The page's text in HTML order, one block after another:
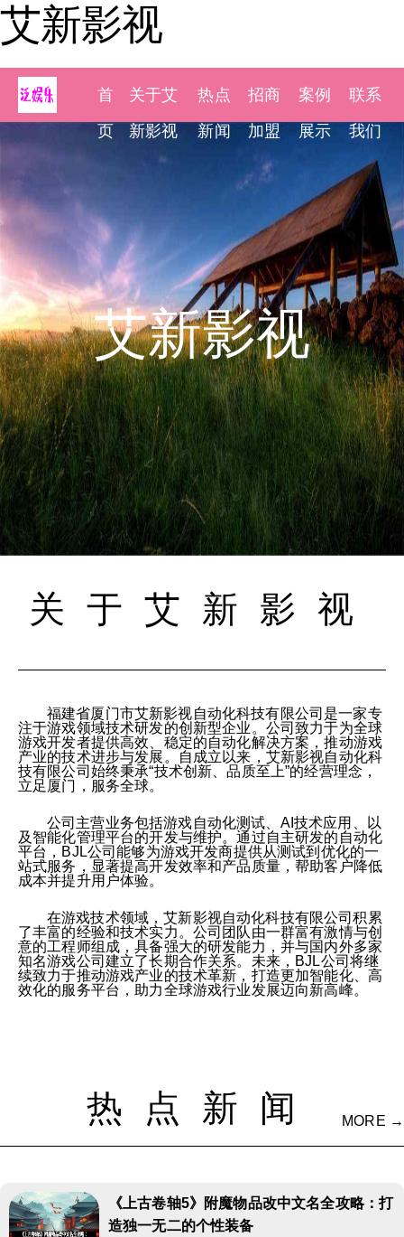
艾新影视
首
页
关于艾
新影视
热点
新闻
招商
加盟
案例
展示
联系
我们
艾新影视
关于艾新影视
福建省厦门市艾新影视自动化科技有限公司是一家专
注于游戏领域技术研发的创新型企业。公司致力于为全球
游戏开发者提供高效、稳定的自动化解决方案，推动游戏
产业的技术进步与发展。自成立以来，艾新影视自动化科
技有限公司始终秉承“技术创新、品质至上”的经营理念，
立足厦门，服务全球。
公司主营业务包括游戏自动化测试、AI技术应用、以
及智能化管理平台的开发与维护。通过自主研发的自动化
平台，BJL公司能够为游戏开发商提供从测试到优化的一
站式服务，显著提高开发效率和产品质量，帮助客户降低
成本并提升用户体验。
在游戏技术领域，艾新影视自动化科技有限公司积累
了丰富的经验和技术实力。公司团队由一群富有激情与创
意的工程师组成，具备强大的研发能力，并与国内外多家
知名游戏公司建立了长期合作关系。未来，BJL公司将继
续致力于推动游戏产业的技术革新，打造更加智能化、高
效化的服务平台，助力全球游戏行业发展迈向新高峰。
热点新闻 MORE →
《上古卷轴5》附魔物品改中文名全攻略：打
造独一无二的个性装备